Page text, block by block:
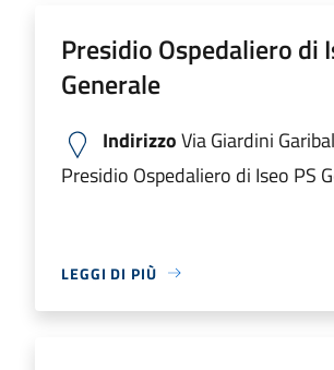
Presidio Ospedaliero di
Generale
IndirizzoVia Giardini
Presidio Ospedaliero di Iseo PS
LEGGI DI PIÙ